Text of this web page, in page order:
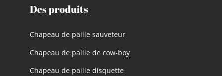
Des produits
Chapeau de paille sauveteur
Chapeau de paille de cow-boy
Chapeau de paille disquette